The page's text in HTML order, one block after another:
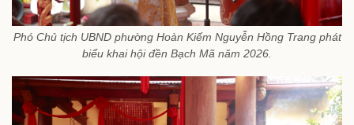
Phó Chủ tịch UBND phường Hoàn Kiếm Nguyễn Hồng Trang phát
biểu khai hội đền Bạch Mã năm 2026.